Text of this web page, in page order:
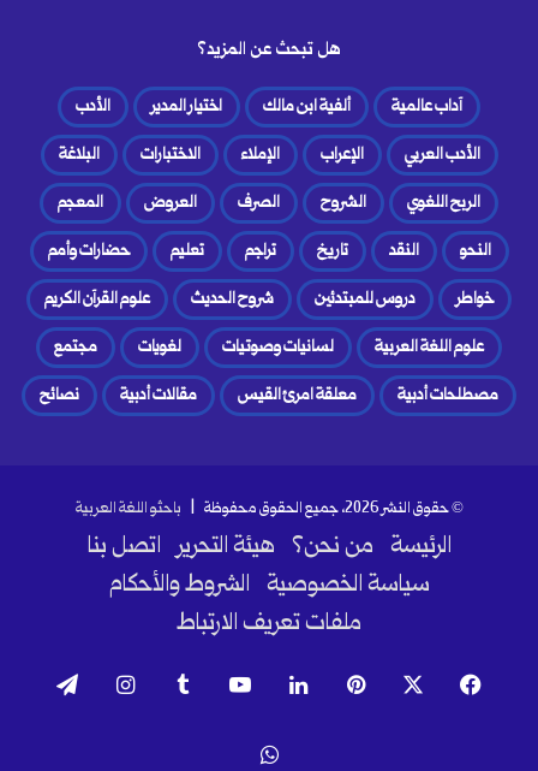
هل تبحث عن المزيد؟
آداب عالمية ألفية ابن مالك اختيار المدير
الأدب
الأدب العربي
الإعراب الإملاء الاختبارات
البلاغة
الربح اللغوي
الشروح الصرف العروض
المعجم
النحو
النقد تاريخ تراجم تعليم
حضارات وأمم
خواطر
دروس للمبتدئين شروح الحديث
علوم القرآن الكريم
علوم اللغة العربية
لسانيات وصوتيات لغويات
مجتمع
مصطلحات أدبية
معلقة امرئ القيس مقالات أدبية نصائح
© حقوق النشر 2026، جميع الحقوق محفوظة | باحثو اللغة العربية
الرئيسة من نحن؟ هيئة التحرير اتصل بنا
سياسة الخصوصية الشروط والأحكام
ملفات تعريف الارتباط
فيسبوك بينتيريست لينكدإن ‫YouTube انستقرام